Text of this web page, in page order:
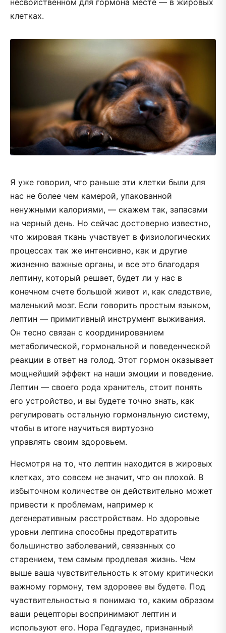
несвойственном для гормона месте — в жировых
клетках.
Я уже говорил, что раньше эти клетки были для
нас не более чем камерой, упакованной
ненужными калориями, — скажем так, запасами
на черный день. Но сейчас достоверно известно,
что жировая ткань участвует в физиологических
процессах так же интенсивно, как и другие
жизненно важные органы, и все это благодаря
лептину, который решает, будет ли у нас в
конечном счете большой живот и, как следствие,
маленький мозг. Если говорить простым языком,
лептин — примитивный инструмент выживания.
Он тесно связан с координированием
метаболической, гормональной и поведенческой
реакции в ответ на голод. Этот гормон оказывает
мощнейший эффект на наши эмоции и поведение.
Лептин — своего рода хранитель, стоит понять
его устройство, и вы будете точно знать, как
регулировать остальную гормональную систему,
чтобы в итоге научиться виртуозно
управлять своим здоровьем.
Несмотря на то, что лептин находится в жировых
клетках, это совсем не значит, что он плохой. В
избыточном количестве он действительно может
привести к проблемам, например к
дегенеративным расстройствам. Но здоровые
уровни лептина способны предотвратить
большинство заболеваний, связанных со
старением, тем самым продлевая жизнь. Чем
выше ваша чувствительность к этому критически
важному гормону, тем здоровее вы будете. Под
чувствительностью я понимаю то, каким образом
ваши рецепторы воспринимают лептин и
используют его. Нора Гедгаудес, признанный